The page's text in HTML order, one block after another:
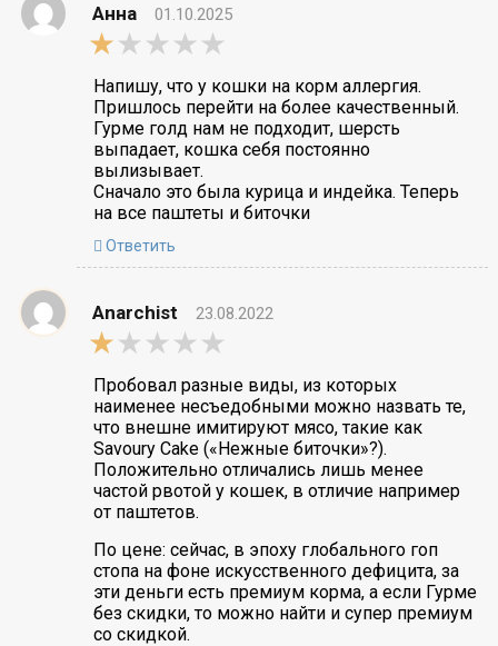
Анна
01.10.2025
1,0
rating
Напишу, что у кошки на корм аллергия.
Пришлось перейти на более качественный.
Гурме голд нам не подходит, шерсть
выпадает, кошка себя постоянно
вылизывает.
Сначало это была курица и индейка. Теперь
на все паштеты и биточки
Ответить
Anarchist
23.08.2022
1,0
rating
Пробовал разные виды, из которых
наименее несъедобными можно назвать те,
что внешне имитируют мясо, такие как
Savoury Cake («Нежные биточки»?).
Положительно отличались лишь менее
частой рвотой у кошек, в отличие например
от паштетов.
По цене: сейчас, в эпоху глобального гоп
стопа на фоне искусственного дефицита, за
эти деньги есть премиум корма, а если Гурме
без скидки, то можно найти и супер премиум
со скидкой.